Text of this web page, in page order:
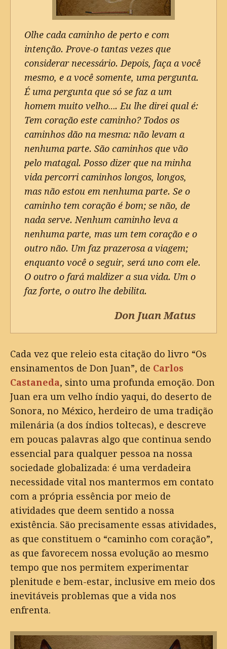
Olhe cada caminho de perto e com
intenção. Prove-o tantas vezes que
considerar necessário. Depois, faça a você
mesmo, e a você somente, uma pergunta.
É uma pergunta que só se faz a um
homem muito velho…. Eu lhe direi qual é:
Tem coração este caminho? Todos os
caminhos dão na mesma: não levam a
nenhuma parte. São caminhos que vão
pelo matagal. Posso dizer que na minha
vida percorri caminhos longos, longos,
mas não estou em nenhuma parte. Se o
caminho tem coração é bom; se não, de
nada serve. Nenhum caminho leva a
nenhuma parte, mas um tem coração e o
outro não. Um faz prazerosa a viagem;
enquanto você o seguir, será uno com ele.
O outro o fará maldizer a sua vida. Um o
faz forte, o outro lhe debilita.
Don Juan Matus
Cada vez que releio esta citação do livro “Os
ensinamentos de Don Juan”, de Carlos
Castaneda, sinto uma profunda emoção. Don
Juan era um velho índio yaqui, do deserto de
Sonora, no México, herdeiro de uma tradição
milenária (a dos índios toltecas), e descreve
em poucas palavras algo que continua sendo
essencial para qualquer pessoa na nossa
sociedade globalizada: é uma verdadeira
necessidade vital nos mantermos em contato
com a própria essência por meio de
atividades que deem sentido a nossa
existência. São precisamente essas atividades,
as que constituem o “caminho com coração”,
as que favorecem nossa evolução ao mesmo
tempo que nos permitem experimentar
plenitude e bem-estar, inclusive em meio dos
inevitáveis problemas que a vida nos
enfrenta.